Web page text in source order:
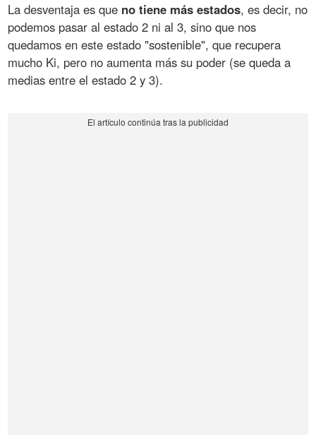
La desventaja es que no tiene más estados, es decir, no
podemos pasar al estado 2 ni al 3, sino que nos
quedamos en este estado "sostenible", que recupera
mucho Ki, pero no aumenta más su poder (se queda a
medias entre el estado 2 y 3).